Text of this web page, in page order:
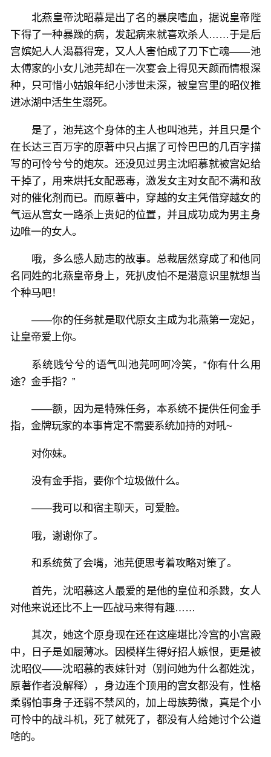
北燕皇帝沈昭慕是出了名的暴戾嗜血，据说皇帝陛
下得了一种暴躁的病，发起病来就喜欢杀人……于是后
宫嫔妃人人渴慕得宠，又人人害怕成了刀下亡魂——池
太傅家的小女儿池芫却在一次宴会上得见天颜而情根深
种，只可惜小姑娘年纪小涉世未深，被皇宫里的昭仪推
进冰湖中活生生溺死。
是了，池芫这个身体的主人也叫池芫，并且只是个
在长达三百万字的原著中只占据了可怜巴巴的几百字描
写的可怜兮兮的炮灰。还没见过男主沈昭慕就被宫妃给
干掉了，用来烘托女配恶毒，激发女主对女配不满和敌
对的催化剂而已。而原著中，穿越的女主凭借穿越女的
气运从宫女一路杀上贵妃的位置，并且成功成为男主身
边唯一的女人。
哦，多么感人励志的故事。总裁居然穿成了和他同
名同姓的北燕皇帝身上，死扒皮怕不是潜意识里就想当
个种马吧！
——你的任务就是取代原女主成为北燕第一宠妃，
让皇帝爱上你。
系统贱兮兮的语气叫池芫呵呵冷笑，“你有什么用
途？金手指？”
——额，因为是特殊任务，本系统不提供任何金手
指，金牌玩家的本事肯定不需要系统加持的对吼~
对你妹。
没有金手指，要你个垃圾做什么。
——我可以和宿主聊天，可爱脸。
哦，谢谢你了。
和系统贫了会嘴，池芫便思考着攻略对策了。
首先，沈昭慕这人最爱的是他的皇位和杀戮，女人
对他来说还比不上一匹战马来得有趣……
其次，她这个原身现在还在这座堪比冷宫的小宫殿
中，日子是如履薄冰。因模样生得好招人嫉恨，更是被
沈昭仪——沈昭慕的表妹针对（别问她为什么都姓沈，
原著作者没解释），身边连个顶用的宫女都没有，性格
柔弱怕事身子还弱不禁风的，加上母族势微，真是个小
可怜中的战斗机，死了就死了，都没有人给她讨个公道
啥的。